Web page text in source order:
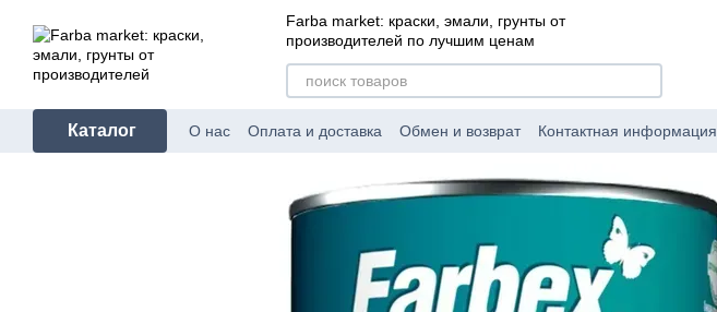
Farba market: краски, эмали, грунты от
производителей по лучшим ценам
Каталог О нас Оплата и доставка Обмен и возврат Контактная информация